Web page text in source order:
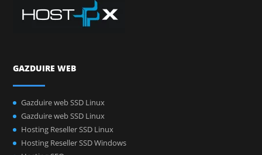
GAZDUIRE WEB
Gazduire web SSD Linux
Gazduire web SSD Linux
Hosting Reseller SSD Linux
Hosting Reseller SSD Windows